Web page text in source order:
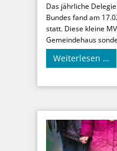
Das jährliche
Bundes fand am
statt. Diese kleine
Gemeindehaus
Weiterlesen …